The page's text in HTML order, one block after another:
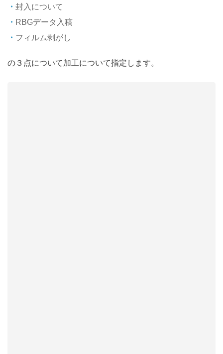
封入について
RBGデータ入稿
フィルム剥がし
の３点について加工について指定します。